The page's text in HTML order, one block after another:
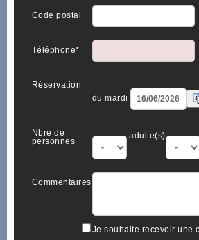
Code postal
Téléphone*
Réservation
du mardi
Nbre de
personnes
adulte(s)
Commentaires
Je souhaite recevoir une